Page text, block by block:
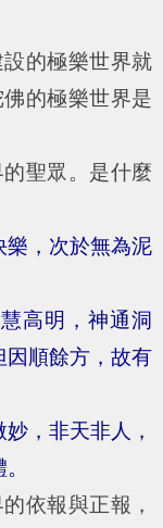
的極樂世界就
的極樂世界是
聖眾。是什麼
樂，次於無為泥
高明，神通洞
因順餘方，故有
，非天非人，
依報與正報，